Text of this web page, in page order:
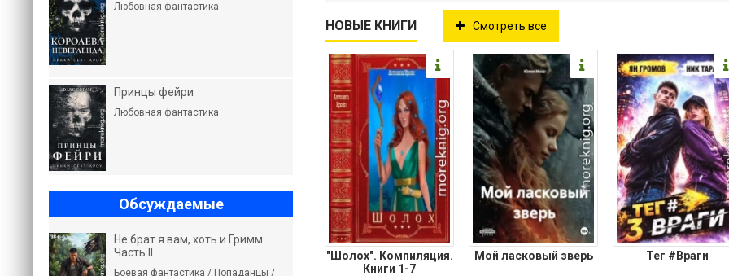
НОВЫЕ КНИГИ Смотреть все
"Шолох". Компиляция.
Книги 1-7
Мой ласковый зверь Тег #Враги
Любовная фантастика
Принцы фейри
Любовная фантастика
Обсуждаемые
Не брат я вам, хоть и Гримм.
Часть II
Боевая фантастика / Попаданцы /